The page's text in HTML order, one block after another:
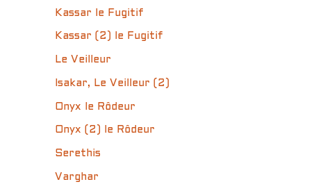
Kassar le Fugitif
Kassar (2) le Fugitif
Le Veilleur
Isakar, Le Veilleur (2)
Onyx le Rôdeur
Onyx (2) le Rôdeur
Serethis
Varghar